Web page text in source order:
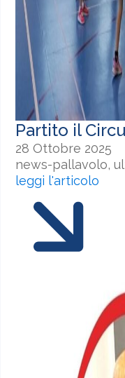
Partito il
28 Ottobre 2025
news-pallavolo,
leggi l'articolo